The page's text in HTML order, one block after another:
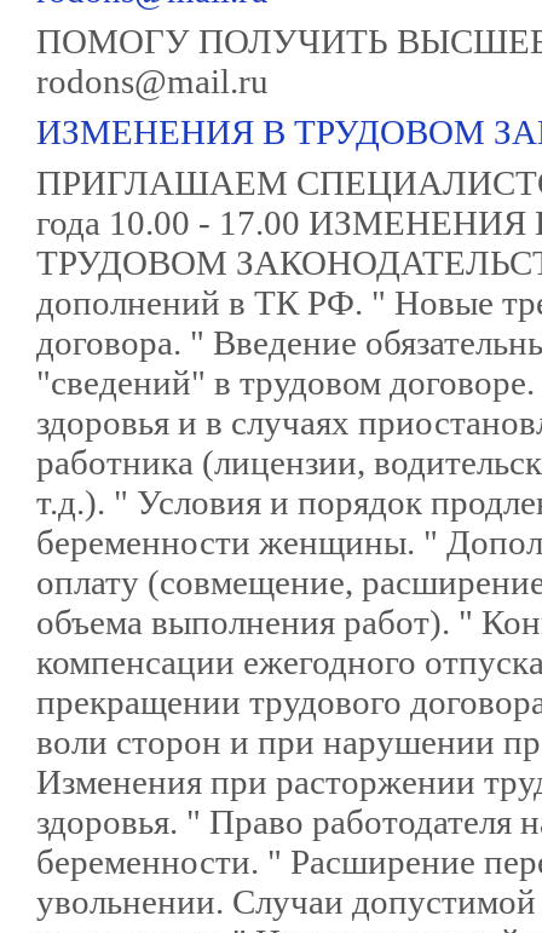
ПОМОГУ ПОЛУЧИТЬ
rodons@mail.ru
ИЗМЕНЕНИЯ В ТРУДОВОМ
ПРИГЛАШАЕМ
года 10.00 - 17.00 ИЗМЕНЕНИЯ
ТРУДОВОМ
дополнений в ТК РФ. " Новые
договора. " Введение
"сведений" в трудовом
здоровья и в случаях
работника (лицензии,
т.д.). " Условия и порядок
беременности женщины. "
оплату (совмещение,
объема выполнения работ). "
компенсации ежегодного
прекращении трудового
воли сторон и при нарушении
Изменения при расторжении
здоровья. " Право
беременности. " Расширение
увольнении. Случаи